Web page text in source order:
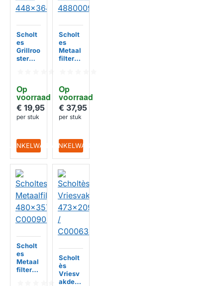
Op
voorraad
Scholt
es
Grillroo
ster
€ 19,95
per stuk
IN WINKELWAGEN
Op
voorraad
Scholt
es
Metaal
filter
09549
72
€ 37,95
per stuk
IN WINKELWAGEN
Scholt
es
Metaal
filter
Scholt
ès
Vriesv
akdeur